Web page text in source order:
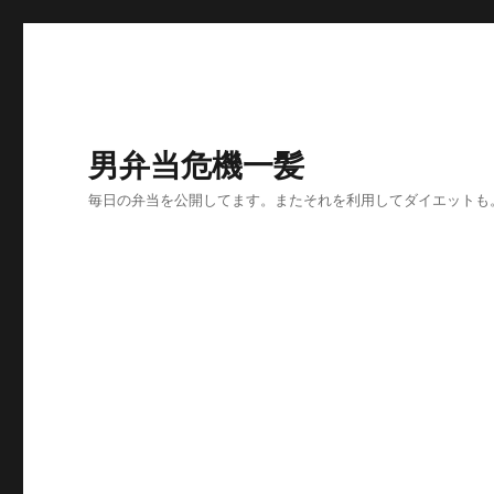
男弁当危機一髪
毎日の弁当を公開してます。またそれを利用してダイエットも